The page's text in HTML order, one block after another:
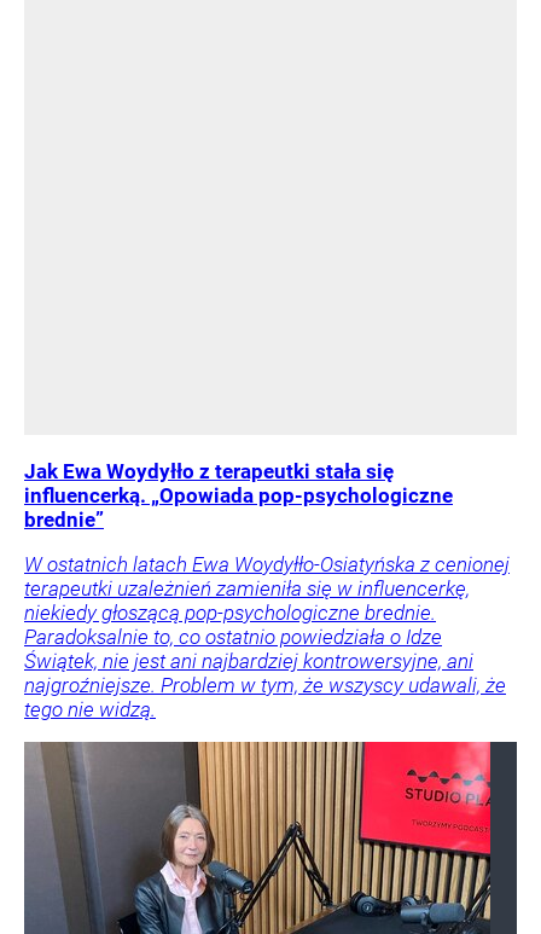
Jak Ewa Woydyłło z terapeutki stała się
influencerką. „Opowiada pop-psychologiczne
brednie”
W ostatnich latach Ewa Woydyłło-Osiatyńska z cenionej
terapeutki uzależnień zamieniła się w influencerkę,
niekiedy głoszącą pop-psychologiczne brednie.
Paradoksalnie to, co ostatnio powiedziała o Idze
Świątek, nie jest ani najbardziej kontrowersyjne, ani
najgroźniejsze. Problem w tym, że wszyscy udawali, że
tego nie widzą.